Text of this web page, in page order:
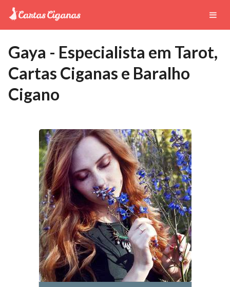
Gaya - Especialista em Tarot,
Cartas Ciganas e Baralho
Cigano